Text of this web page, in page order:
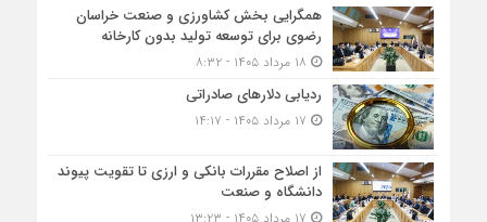
همگرایی بخش کشاورزی و صنعت خراسان
رضوی برای توسعه تولید بدون کارخانه
ردیابی دلارهای صادراتی
از اصلاح مقررات بانکی و ارزی تا تقویت پیوند
دانشگاه و صنعت